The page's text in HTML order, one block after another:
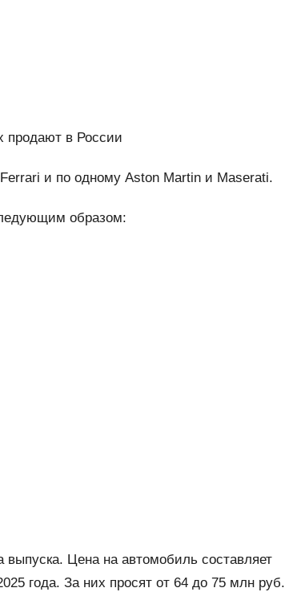
продают в России
и по одному Aston Martin и Maserati.
образом:
Цена на автомобиль составляет
года. За них просят от 64 до 75 млн руб.